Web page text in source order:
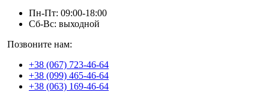
Пн-Пт: 09:00-18:00
Сб-Вс: выходной
Позвоните нам:
+38 (067) 723-46-64
+38 (099) 465-46-64
+38 (063) 169-46-64